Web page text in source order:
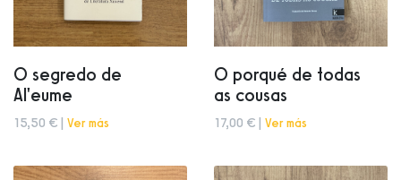
O segredo de
Al'eume
15,50 € | Ver más
O porqué de todas
as cousas
17,00 € | Ver más